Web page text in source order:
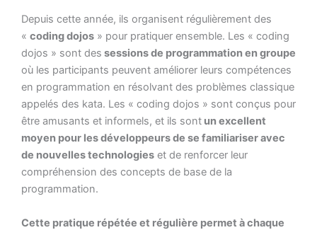
Depuis cette année, ils organisent régulièrement des
« coding dojos » pour pratiquer ensemble. Les « coding
dojos » sont des sessions de programmation en groupe
où les participants peuvent améliorer leurs compétences
en programmation en résolvant des problèmes classique
appelés des kata. Les « coding dojos » sont conçus pour
être amusants et informels, et ils sont un excellent
moyen pour les développeurs de se familiariser avec
de nouvelles technologies et de renforcer leur
compréhension des concepts de base de la
programmation.
Cette pratique répétée et régulière permet à chaque